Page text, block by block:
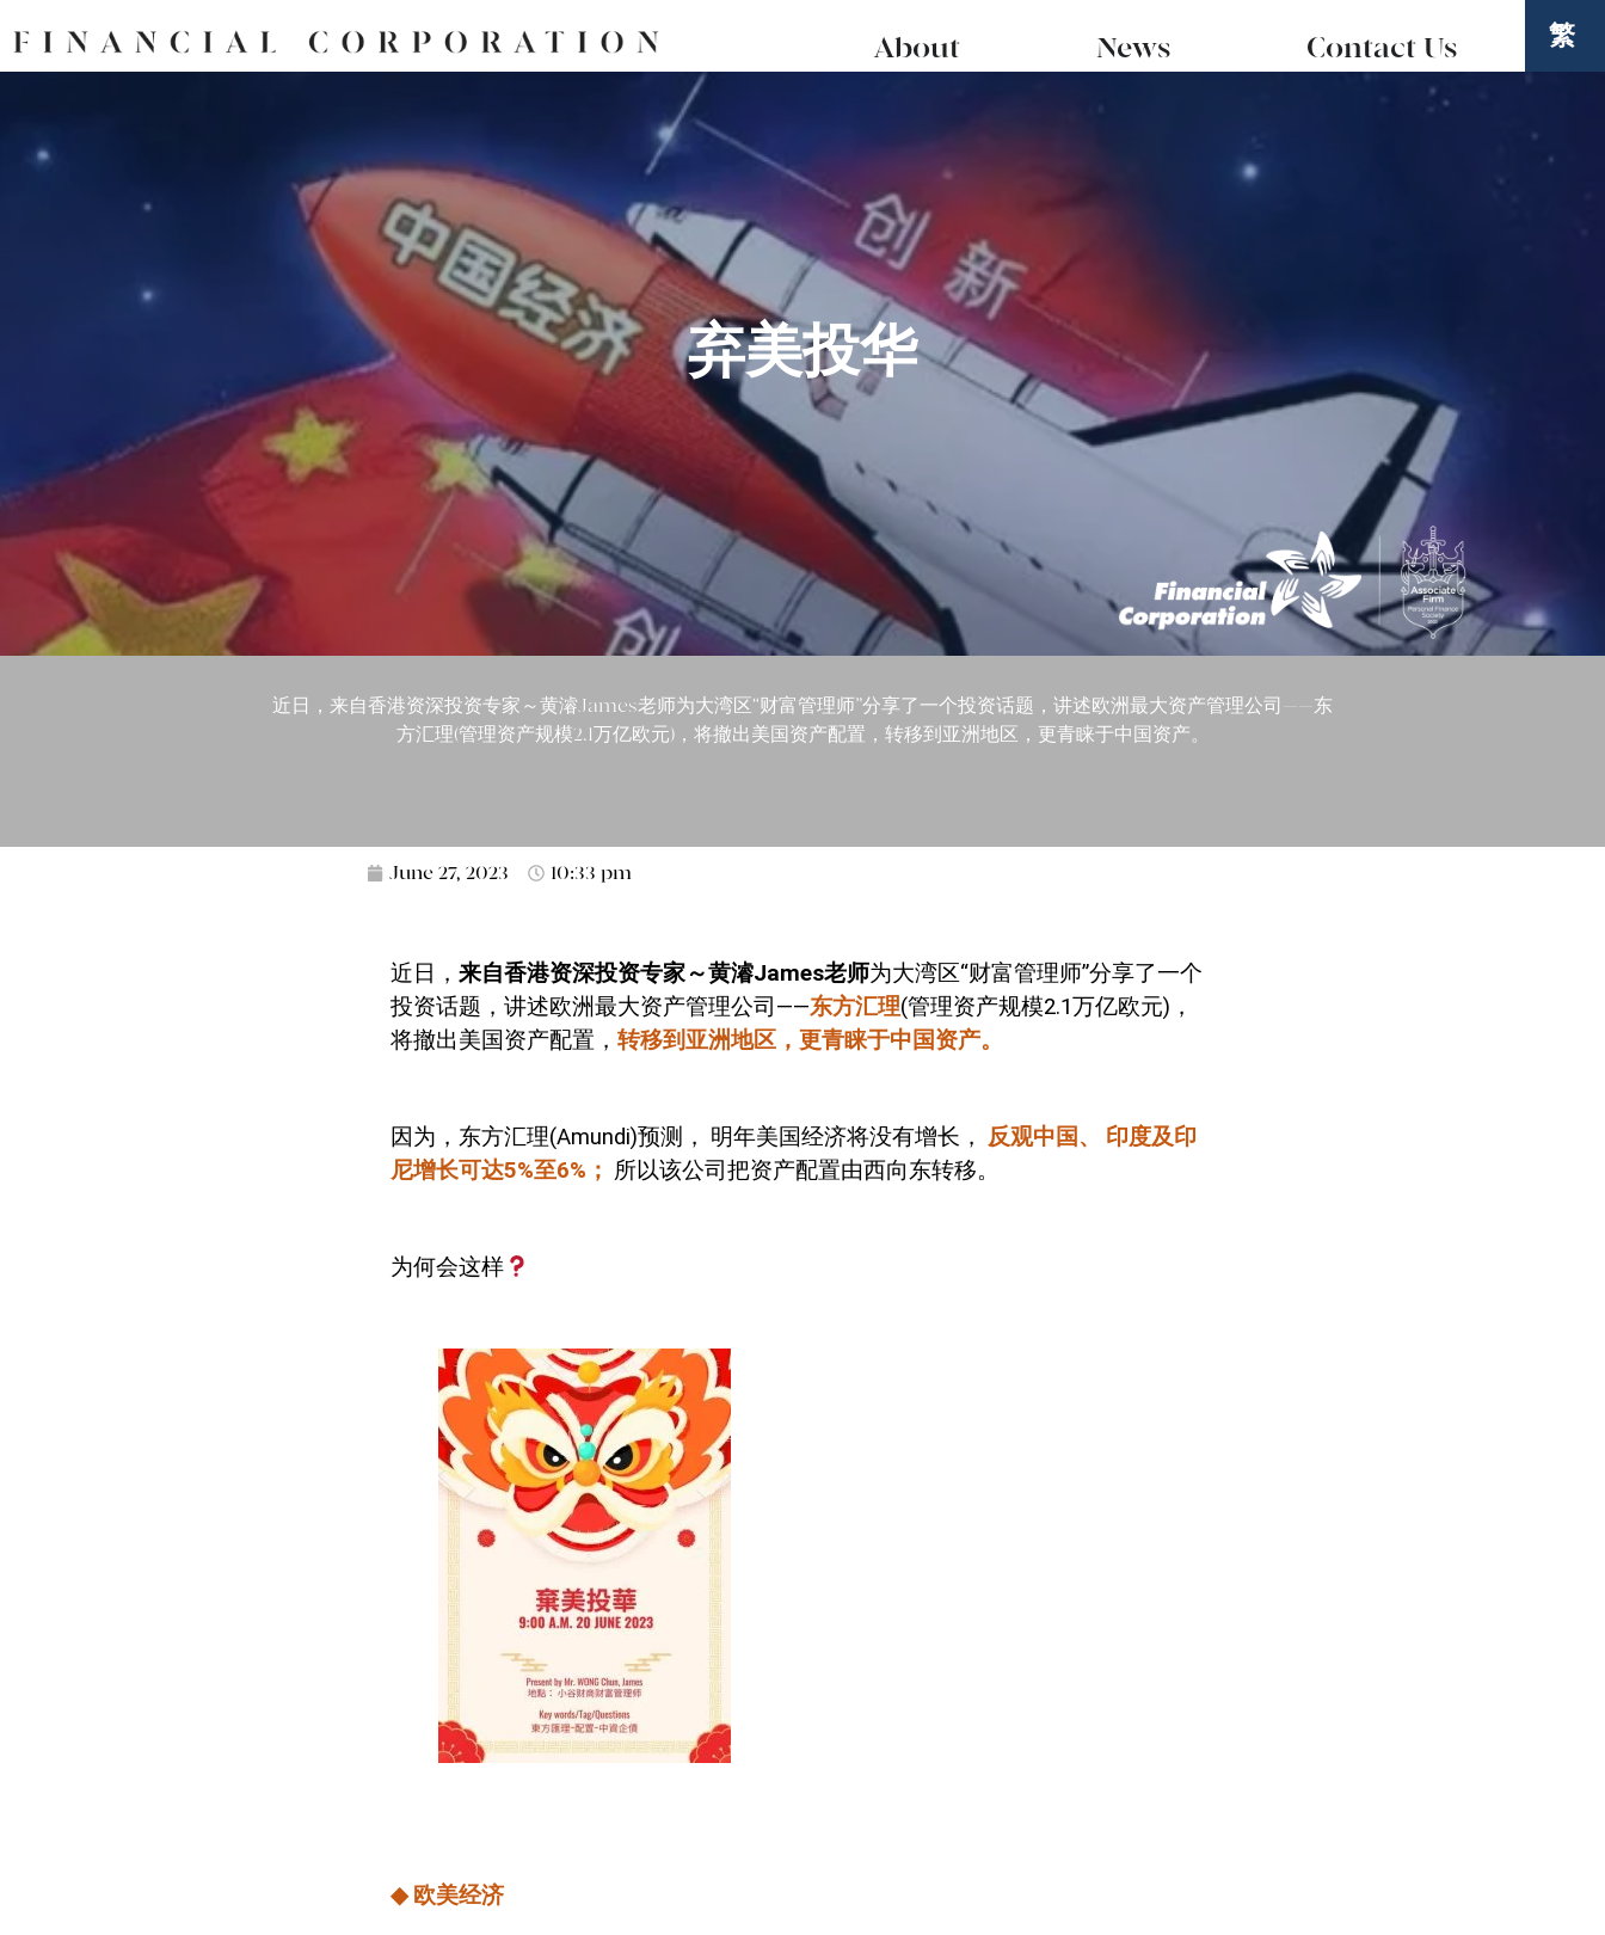
About News Contact Us 繁
弃美投华
近日，来自香港资深投资专家～黄濬James老师为大湾区“财富管理师”分享了一个投资话题，讲述欧洲最大资产管理公司——东
方汇理(管理资产规模2.1万亿欧元)，将撤出美国资产配置，转移到亚洲地区，更青睐于中国资产。
June 27, 2023 10:33 pm
近日， 来自香港资深投资专家～黄濬James老师为大湾区“财富管理师”分享了一个
投资话题，讲述欧洲最大资产管理公司——东方汇理(管理资产规模2.1万亿欧元) ，
将撤出美国资产配置， 转移到亚洲地区，更青睐于中国资产。
因为，东方汇理(Amundi)预测， 明年美国经济将没有增长， 反观中国、
印度及印
尼增长可达5%至6% ； 所以该公司把资产配置由西向东转移。
为何会这样
◆ 欧美经济